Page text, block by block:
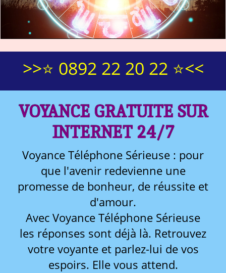
>>⭐ 0892 22 20 22 ⭐<<
VOYANCE GRATUITE SUR
INTERNET 24/7
Voyance Téléphone Sérieuse : pour
que l'avenir redevienne une
promesse de bonheur, de réussite et
d'amour.
Avec Voyance Téléphone Sérieuse
les réponses sont déjà là. Retrouvez
votre voyante et parlez-lui de vos
espoirs. Elle vous attend.